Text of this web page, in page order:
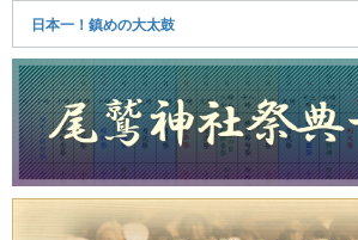
日本一！鎮めの大太鼓